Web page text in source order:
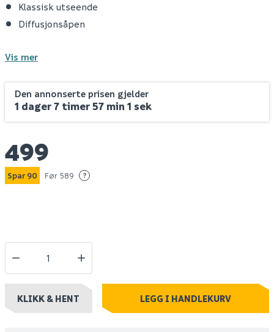
Klassisk utseende
Diffusjonsåpen
Vis mer
Den annonserte prisen gjelder
1 dager 7 timer 57 min 1 sek
499
Spar 90 Før 589 ?
KLIKK & HENT LEGG I HANDLEKURV